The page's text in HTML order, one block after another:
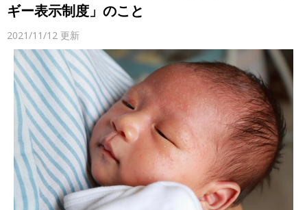
ギー表示制度」のこと
2021/11/12 更新